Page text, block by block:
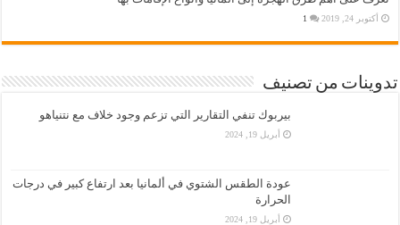
أكتوبر 24, 2019 1
تدوينات من تصنيف
بيربوك تنفي التقارير التي تزعم وجود خلاف مع نتنياهو
أبريل 19, 2024
عودة الطقس الشتوي في ألمانيا بعد ارتفاع كبير في درجات
الحرارة
أبريل 19, 2024